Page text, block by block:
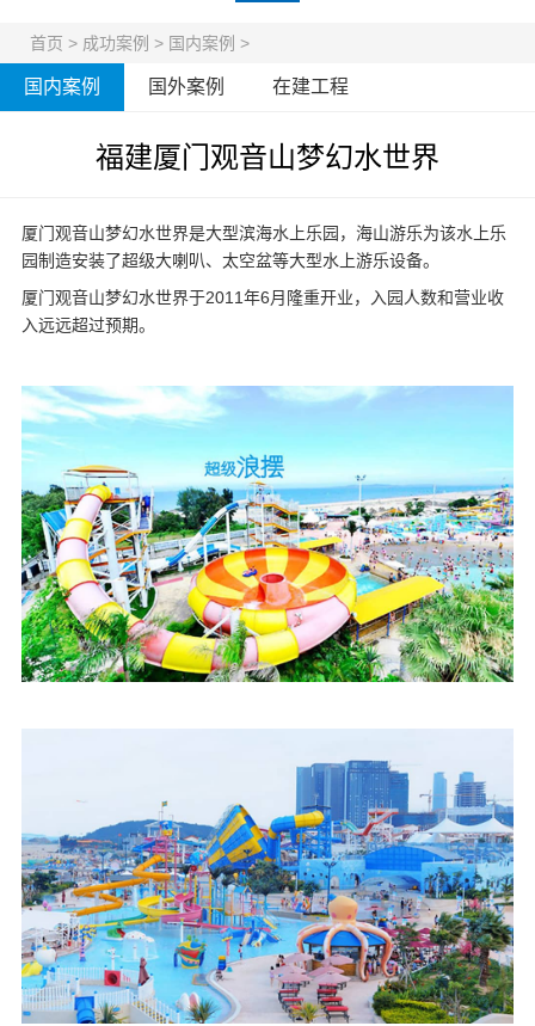
首页 > 成功案例 > 国内案例 >
国内案例 国外案例 在建工程
福建厦门观音山梦幻水世界
厦门观音山梦幻水世界是大型滨海水上乐园，海山游乐为该水上乐
园制造安装了超级大喇叭、太空盆等大型水上游乐设备。
厦门观音山梦幻水世界于2011年6月隆重开业，入园人数和营业收
入远远超过预期。